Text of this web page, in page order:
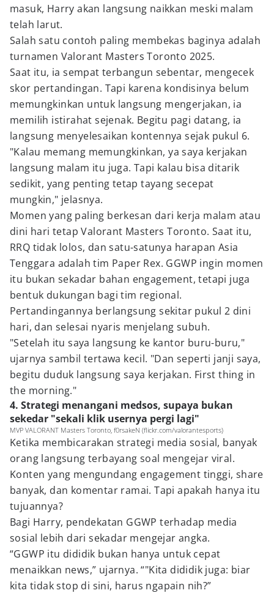
masuk, Harry akan langsung naikkan meski malam
telah larut.
Salah satu contoh paling membekas baginya adalah
turnamen Valorant Masters Toronto 2025.
Saat itu, ia sempat terbangun sebentar, mengecek
skor pertandingan. Tapi karena kondisinya belum
memungkinkan untuk langsung mengerjakan, ia
memilih istirahat sejenak. Begitu pagi datang, ia
langsung menyelesaikan kontennya sejak pukul 6.
"Kalau memang memungkinkan, ya saya kerjakan
langsung malam itu juga. Tapi kalau bisa ditarik
sedikit, yang penting tetap tayang secepat
mungkin," jelasnya.
Momen yang paling berkesan dari kerja malam atau
dini hari tetap Valorant Masters Toronto. Saat itu,
RRQ tidak lolos, dan satu-satunya harapan Asia
Tenggara adalah tim Paper Rex. GGWP ingin momen
itu bukan sekadar bahan engagement, tetapi juga
bentuk dukungan bagi tim regional.
Pertandingannya berlangsung sekitar pukul 2 dini
hari, dan selesai nyaris menjelang subuh.
"Setelah itu saya langsung ke kantor buru-buru,"
ujarnya sambil tertawa kecil. "Dan seperti janji saya,
begitu duduk langsung saya kerjakan. First thing in
the morning."
4. Strategi menangani medsos, supaya bukan
sekedar "sekali klik usernya pergi lagi"
MVP VALORANT Masters Toronto, f0rsakeN (flickr.com/valorantesports)
Ketika membicarakan strategi media sosial, banyak
orang langsung terbayang soal mengejar viral.
Konten yang mengundang engagement tinggi, share
banyak, dan komentar ramai. Tapi apakah hanya itu
tujuannya?
Bagi Harry, pendekatan GGWP terhadap media
sosial lebih dari sekadar mengejar angka.
“GGWP itu dididik bukan hanya untuk cepat
menaikkan news,” ujarnya. “"Kita dididik juga: biar
kita tidak stop di sini, harus ngapain nih?”